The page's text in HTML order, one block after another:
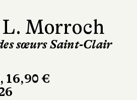
Morroch
sœurs Saint-Clair
16,90 €